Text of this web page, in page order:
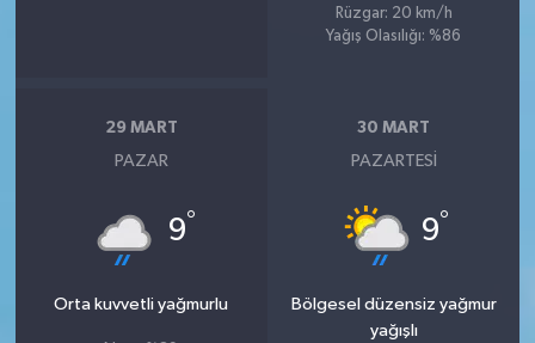
Rüzgar: 20 km/h
Yağış Olasılığı: %86
29 MART
PAZAR
9°
Orta kuvvetli yağmurlu
30 MART
PAZARTESI
9°
Bölgesel düzensiz yağmur
yağışlı